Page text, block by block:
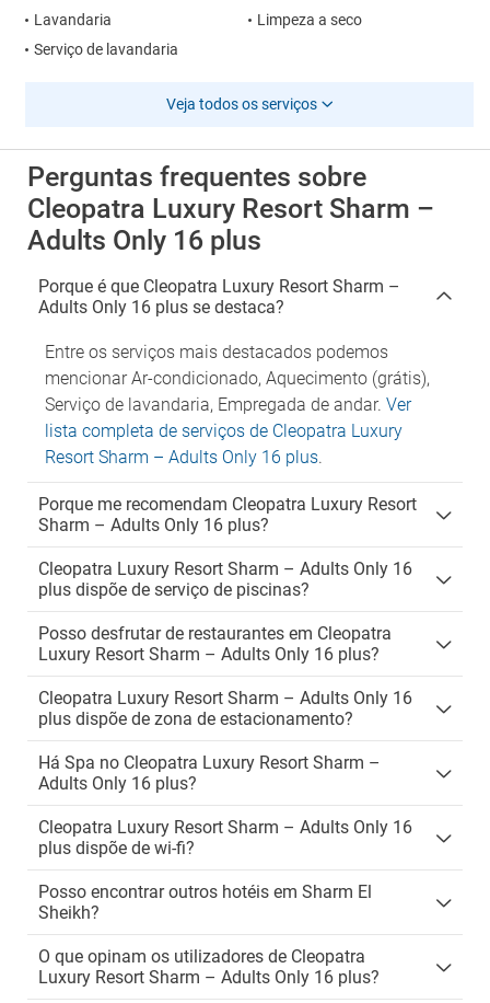
Lavandaria
Limpeza a seco
Serviço de lavandaria
Veja todos os serviços
Perguntas frequentes sobre
Cleopatra Luxury Resort Sharm –
Adults Only 16 plus
Porque é que Cleopatra Luxury Resort Sharm –
Adults Only 16 plus se destaca?
Entre os serviços mais destacados podemos
mencionar Ar-condicionado, Aquecimento (grátis),
Serviço de lavandaria, Empregada de andar. Ver
lista completa de serviços de Cleopatra Luxury
Resort Sharm – Adults Only 16 plus.
Porque me recomendam Cleopatra Luxury Resort
Sharm – Adults Only 16 plus?
Cleopatra Luxury Resort Sharm – Adults Only 16
plus dispõe de serviço de piscinas?
Posso desfrutar de restaurantes em Cleopatra
Luxury Resort Sharm – Adults Only 16 plus?
Cleopatra Luxury Resort Sharm – Adults Only 16
plus dispõe de zona de estacionamento?
Há Spa no Cleopatra Luxury Resort Sharm –
Adults Only 16 plus?
Cleopatra Luxury Resort Sharm – Adults Only 16
plus dispõe de wi-fi?
Posso encontrar outros hotéis em Sharm El
Sheikh?
O que opinam os utilizadores de Cleopatra
Luxury Resort Sharm – Adults Only 16 plus?